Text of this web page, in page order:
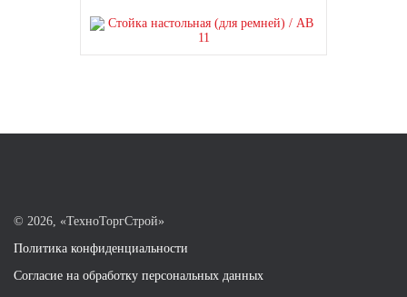
© 2026, «ТехноТоргСтрой»
Политика конфиденциальности
Согласие на обработку персональных данных